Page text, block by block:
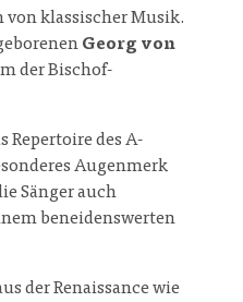
klassischer Musik.
Georg von
der Bischof-
Repertoire des A-
Augenmerk
Sänger auch
beneidenswerten
der Renaissance wie